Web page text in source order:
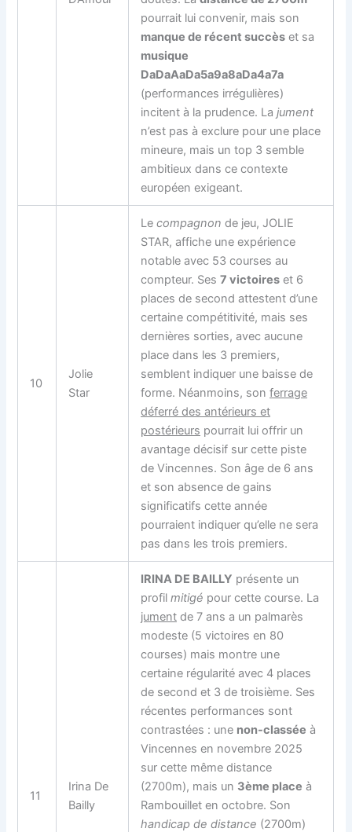
pourrait lui convenir, mais son
manque de récent succès et sa
musique
DaDaAaDa5a9a8aDa4a7a
(performances irrégulières)
incitent à la prudence. Lajument
n’est pas à exclure pour une place
mineure, mais un top 3 semble
ambitieux dans ce contexte
européen exigeant.
10
Jolie
Star
Lecompagnon de jeu, JOLIE
STAR, affiche une expérience
notable avec 53 courses au
compteur. Ses7 victoires et 6
places de second attestent d’une
certaine compétitivité, mais ses
dernières sorties, avec aucune
place dans les 3 premiers,
semblent indiquer une baisse de
forme. Néanmoins, sonferrage
déferré des antérieurs et
postérieurs pourrait lui offrir un
avantage décisif sur cette piste
de Vincennes. Son âge de 6 ans
et son absence de gains
significatifs cette année
pourraient indiquer qu’elle ne sera
pas dans les trois premiers.
11
Irina De
Bailly
IRINA DE BAILLY présente un
profilmitigé pour cette course. La
jument de 7 ans a un palmarès
modeste (5 victoires en 80
courses) mais montre une
certaine régularité avec 4 places
de second et 3 de troisième. Ses
récentes performances sont
contrastées : une non-classée à
Vincennes en novembre 2025
sur cette même distance
(2700m), mais un 3ème place à
Rambouillet en octobre. Son
handicap de distance (2700m)